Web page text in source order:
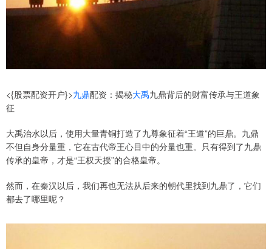
<{股票配资开户}>九鼎配资：揭秘大禹九鼎背后的财富传承与王道象
征
大禹治水以后，使用大量青铜打造了九尊象征着“王道”的巨鼎。九鼎
不但自身分量重，它在古代帝王心目中的分量也重。只有得到了九鼎
传承的皇帝，才是“王权天授”的合格皇帝。
然而，在秦汉以后，我们再也无法从后来的朝代里找到九鼎了，它们
都去了哪里呢？